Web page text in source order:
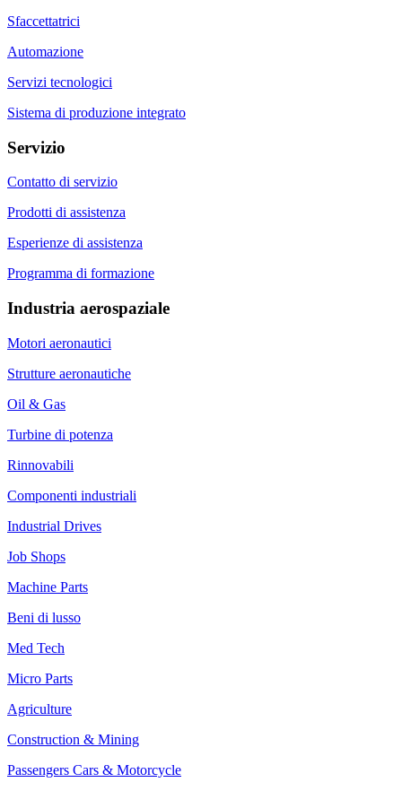
Sfaccettatrici
Automazione
Servizi tecnologici
Sistema di produzione integrato
Servizio
Contatto di servizio
Prodotti di assistenza
Esperienze di assistenza
Programma di formazione
Industria aerospaziale
Motori aeronautici
Strutture aeronautiche
Oil & Gas
Turbine di potenza
Rinnovabili
Componenti industriali
Industrial Drives
Job Shops
Machine Parts
Beni di lusso
Med Tech
Micro Parts
Agriculture
Construction & Mining
Passengers Cars & Motorcycle